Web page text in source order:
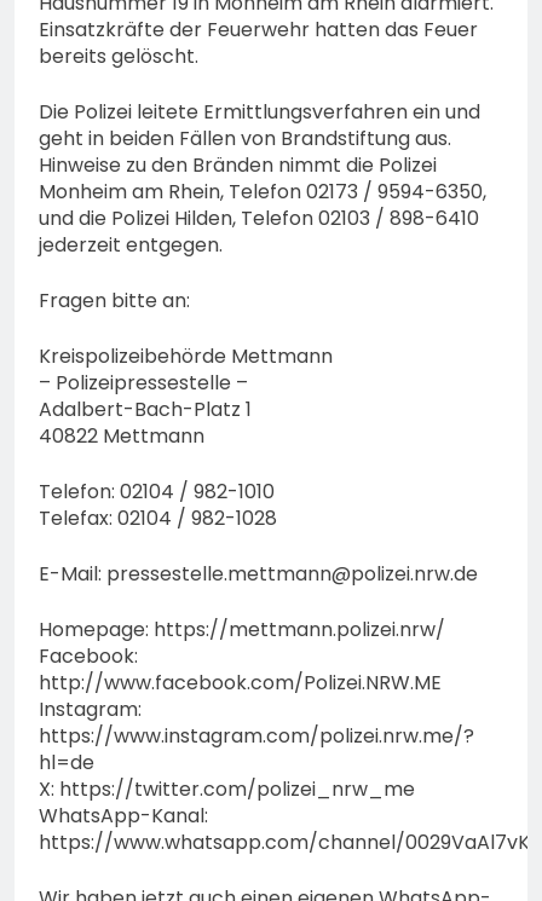
Einsatzkräfte der Feuerwehr hatten das Feuer
bereits gelöscht.
Die Polizei leitete Ermittlungsverfahren ein und
geht in beiden Fällen von Brandstiftung aus.
Hinweise zu den Bränden nimmt die Polizei
Monheim am Rhein, Telefon 02173 / 9594-6350,
und die Polizei Hilden, Telefon 02103 / 898-6410
jederzeit entgegen.
Fragen bitte an:
Kreispolizeibehörde Mettmann
– Polizeipressestelle –
Adalbert-Bach-Platz 1
40822 Mettmann
Telefon: 02104 / 982-1010
Telefax: 02104 / 982-1028
E-Mail: pressestelle.mettmann@polizei.nrw.de
Homepage: https://mettmann.polizei.nrw/
Facebook:
http://www.facebook.com/Polizei.NRW.ME
Instagram:
https://www.instagram.com/polizei.nrw.me/?
hl=de
X: https://twitter.com/polizei_nrw_me
WhatsApp-Kanal:
https://www.whatsapp.com/channel/